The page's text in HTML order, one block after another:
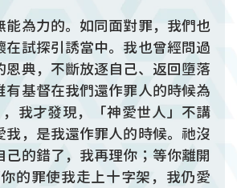
為力的。如同面對罪，我們也
試探引誘當中。我也曾經問過
典，不斷放逐自己、返回墮落
基督在我們還作罪人的時候為
，我才發現，「神愛世人」不講
，是我還作罪人的時候。祂沒
的錯了，我再理你；等你離開
的罪使我走上十字架，我仍愛